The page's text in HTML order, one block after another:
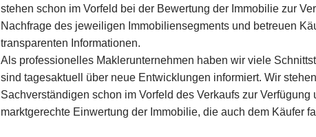
stehen schon im Vorfeld bei der Bewertung der Immobilie zur
Nachfrage des jeweiligen Immobiliensegments und betreuen
transparenten Informationen.
Als professionelles Maklerunternehmen haben wir viele
sind tagesaktuell über neue Entwicklungen informiert. Wir
Sachverständigen schon im Vorfeld des Verkaufs zur
marktgerechte Einwertung der Immobilie, die auch dem Käufer